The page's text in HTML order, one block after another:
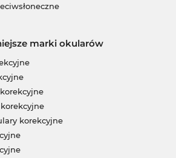
marki okularów
korekcyjne